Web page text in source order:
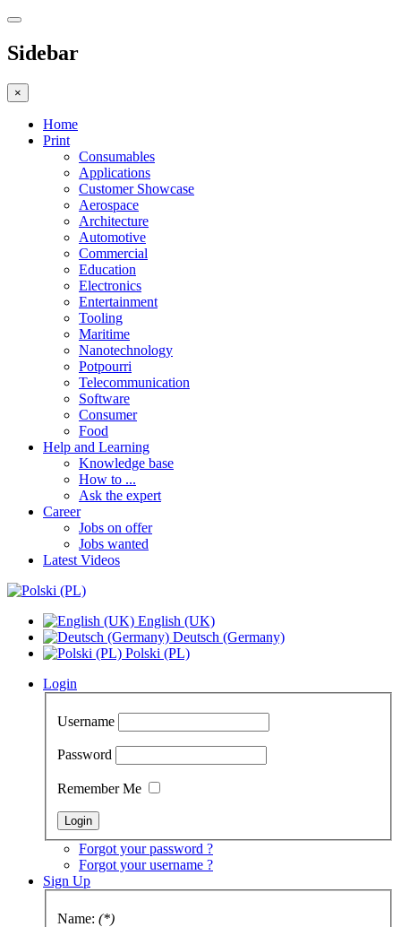
Sidebar
×
Home
Print
Consumables
Applications
Customer Showcase
Aerospace
Architecture
Automotive
Commercial
Education
Electronics
Entertainment
Tooling
Maritime
Nanotechnology
Potpourri
Telecommunication
Software
Consumer
Food
Help and Learning
Knowledge base
How to ...
Ask the expert
Career
Jobs on offer
Jobs wanted
Latest Videos
English (UK)
Deutsch (Germany)
Polski (PL)
Login
Username
Password
Remember Me
Forgot your password ?
Forgot your username ?
Sign Up
Name: (*)